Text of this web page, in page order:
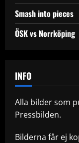
Smash into pieces
ÖSK vs Norrköping
INFO
Alla bilder som
Pressbilden.
Bilderna får ej